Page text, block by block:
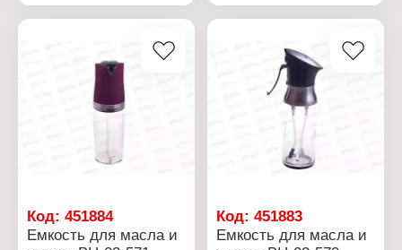
Высота: 4,5 см
Толщина стенок: 5 мм
мраморное покрытие
Тип варочной
поверхности: для всех
Код: 451884
Емкость для масла и
Код:451883
Емкость для масла и